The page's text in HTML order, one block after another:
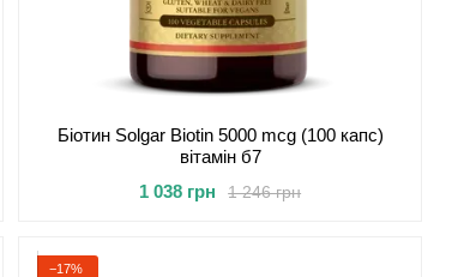
Біотин Solgar Biotin 5000 mcg (100 капс)
вітамін б7
1 246 грн
1 038 грн
−17%